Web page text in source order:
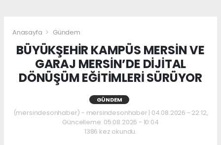
Anasayfa Gündem
BÜYÜKŞEHİR KAMPÜS MERSİN VE
GARAJ MERSİN’DE DİJİTAL
DÖNÜŞÜM EĞİTİMLERİ SÜRÜYOR
GÜNDEM
(mersindesonhaber) - mersindesonhaber | 04.08.2026 - 22:12,
Güncelleme: 05.08.2026 - 10:04
1386 kez okundu.